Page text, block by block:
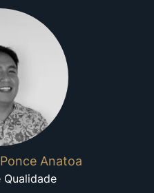
Anatoa